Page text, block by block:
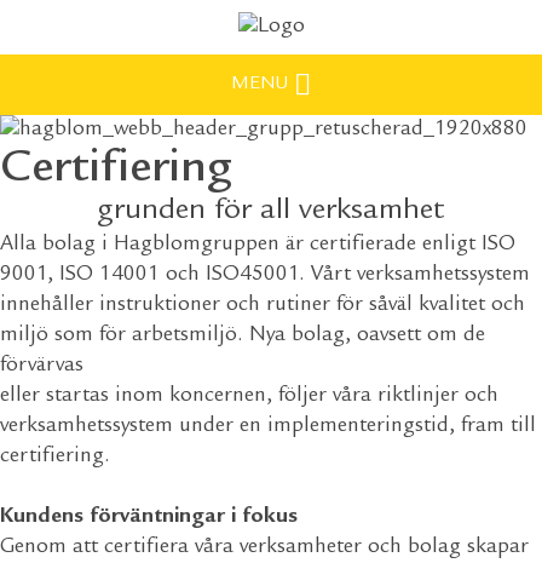
MENU
Certifiering
grunden för all verksamhet
Alla bolag i Hagblomgruppen är certifierade enligt ISO
9001, ISO 14001 och ISO45001. Vårt verksamhetssystem
innehåller instruktioner och rutiner för såväl kvalitet och
miljö som för arbetsmiljö. Nya bolag, oavsett om de
förvärvas
eller startas inom koncernen, följer våra riktlinjer och
verksamhetssystem under en implementeringstid, fram till
certifiering.
Kundens förväntningar i fokus
Genom att certifiera våra verksamheter och bolag skapar